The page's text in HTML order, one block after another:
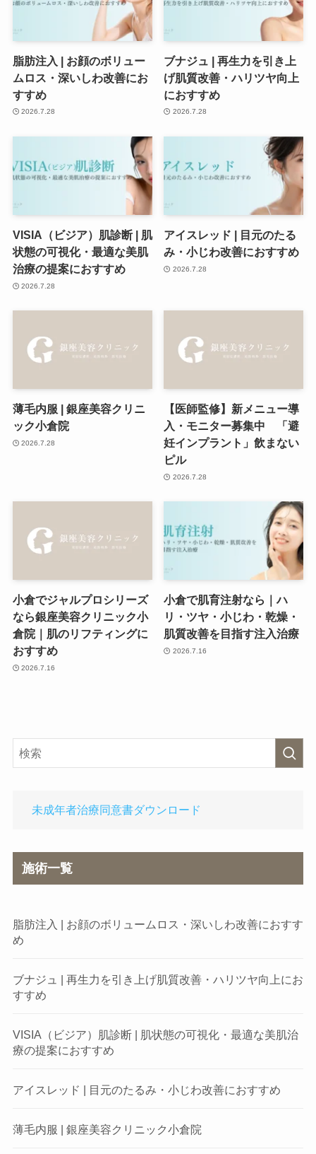
脂肪注入 | お顔のボリュー
ムロス・深いしわ改善にお
すすめ
2026.7.28
ブナジュ | 再生力を引き上
げ肌質改善・ハリツヤ向上
におすすめ
2026.7.28
VISIA（ビジア）肌診断 | 肌
状態の可視化・最適な美肌
治療の提案におすすめ
2026.7.28
アイスレッド | 目元のたる
み・小じわ改善におすすめ
2026.7.28
薄毛内服 | 銀座美容クリニ
ック小倉院
2026.7.28
【医師監修】新メニュー導
入・モニター募集中 「避
妊インプラント」飲まない
ピル
2026.7.28
小倉でジャルプロシリーズ
なら銀座美容クリニック小
倉院｜肌のリフティングに
おすすめ
2026.7.16
小倉で肌育注射なら｜ハ
リ・ツヤ・小じわ・乾燥・
肌質改善を目指す注入治療
2026.7.16
未成年者治療同意書ダウンロード
施術一覧
脂肪注入 | お顔のボリュームロス・深いしわ改善におすす
め
ブナジュ | 再生力を引き上げ肌質改善・ハリツヤ向上にお
すすめ
VISIA（ビジア）肌診断 | 肌状態の可視化・最適な美肌治
療の提案におすすめ
アイスレッド | 目元のたるみ・小じわ改善におすすめ
薄毛内服 | 銀座美容クリニック小倉院